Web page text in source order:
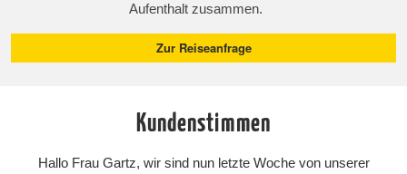
Aufenthalt zusammen.
Zur Reiseanfrage
Kundenstimmen
Hallo Frau Gartz, wir sind nun letzte Woche von unserer